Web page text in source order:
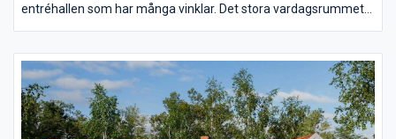
entréhallen som har många vinklar. Det stora vardagsrummet
samtidigt inte kompromissa för mycket med sovrum och
badrum.